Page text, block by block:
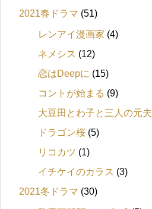
2021春ドラマ (51)
レンアイ漫画家 (4)
ネメシス (12)
恋はDeepに (15)
コントが始まる (9)
大豆田とわ子と三人の元夫
ドラゴン桜 (5)
リコカツ (1)
イチケイのカラス (3)
2021冬ドラマ (30)